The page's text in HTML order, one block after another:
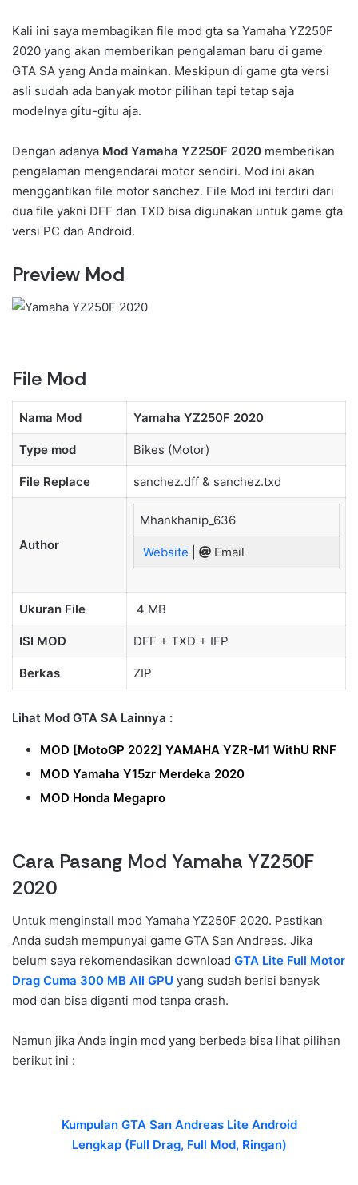
Kali ini saya membagikan file mod gta sa Yamaha YZ250F
2020 yang akan memberikan pengalaman baru di game
GTA SA yang Anda mainkan. Meskipun di game gta versi
asli sudah ada banyak motor pilihan tapi tetap saja
modelnya gitu-gitu aja.
Dengan adanya Mod Yamaha YZ250F 2020 memberikan
pengalaman mengendarai motor sendiri. Mod ini akan
menggantikan file motor sanchez. File Mod ini terdiri dari
dua file yakni DFF dan TXD bisa digunakan untuk game gta
versi PC dan Android.
Preview Mod
File Mod
Nama Mod Yamaha YZ250F 2020
Type mod Bikes (Motor)
File Replace sanchez.dff & sanchez.txd
Author
Mhankhanip_636
Website Email
Ukuran File 4 MB
ISI MOD DFF + TXD + IFP
Berkas ZIP
Lihat Mod GTA SA Lainnya :
MOD [MotoGP 2022] YAMAHA YZR-M1 WithU RNF
MOD Yamaha Y15zr Merdeka 2020
MOD Honda Megapro
Cara Pasang Mod Yamaha YZ250F
2020
Untuk menginstall mod Yamaha YZ250F 2020. Pastikan
Anda sudah mempunyai game GTA San Andreas. Jika
belum saya rekomendasikan download GTA Lite Full Motor
Drag Cuma 300 MB All GPU yang sudah berisi banyak
mod dan bisa diganti mod tanpa crash.
Namun jika Anda ingin mod yang berbeda bisa lihat pilihan
berikut ini :
Kumpulan GTA San Andreas Lite Android
Lengkap (Full Drag, Full Mod, Ringan)